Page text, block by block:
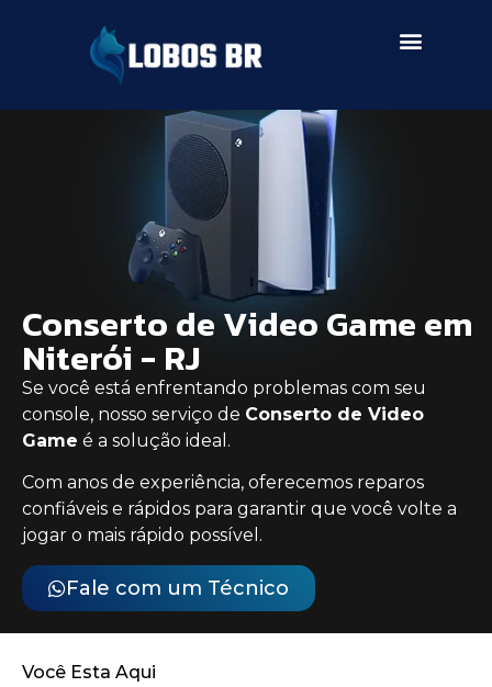
Conserto de Video Game em
Niterói - RJ
Se você está enfrentando problemas com seu
console, nosso serviço de Conserto de Video
Game é a solução ideal.
Com anos de experiência, oferecemos reparos
confiáveis e rápidos para garantir que você volte a
jogar o mais rápido possível.
Fale com um Técnico
Você Esta Aqui